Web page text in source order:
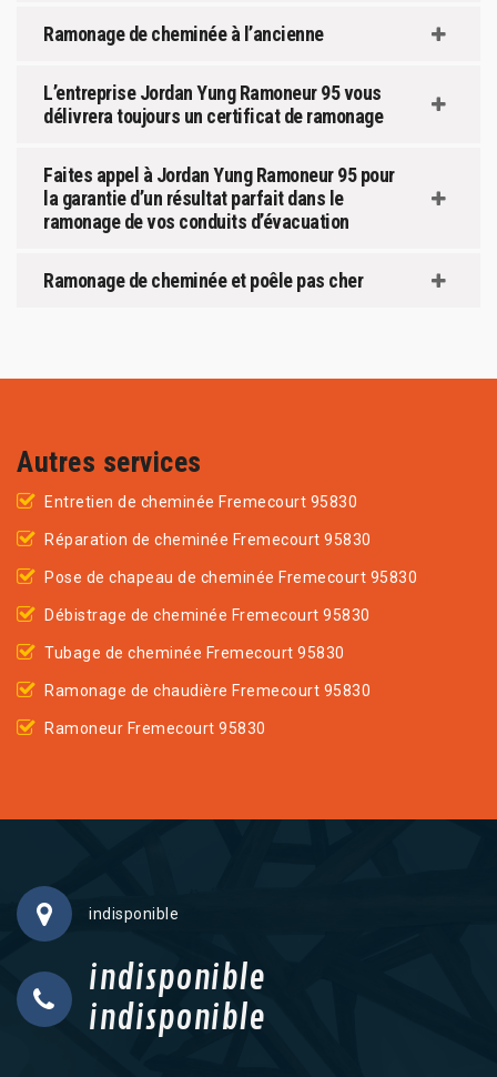
Ramonage de cheminée à l’ancienne
L’entreprise Jordan Yung Ramoneur 95 vous
délivrera toujours un certificat de ramonage
Faites appel à Jordan Yung Ramoneur 95 pour
la garantie d’un résultat parfait dans le
ramonage de vos conduits d’évacuation
Ramonage de cheminée et poêle pas cher
Autres services
Entretien de cheminée Fremecourt 95830
Réparation de cheminée Fremecourt 95830
Pose de chapeau de cheminée Fremecourt 95830
Débistrage de cheminée Fremecourt 95830
Tubage de cheminée Fremecourt 95830
Ramonage de chaudière Fremecourt 95830
Ramoneur Fremecourt 95830
indisponible
indisponible
indisponible